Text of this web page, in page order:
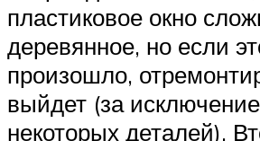
пластиковое окно
деревянное, но если
произошло,
выйдет (за
некоторых деталей).